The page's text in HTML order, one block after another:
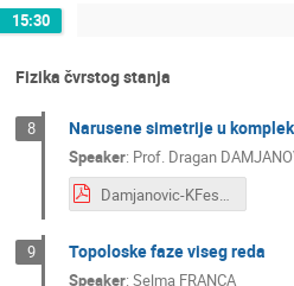
15:30
Fizika čvrstog stanja
8 Narusene simetrije u
Speaker: Prof. Dragan
Damjanovic-KFest.pdf
9 Topoloske faze viseg reda
Speaker: Selma FRANCA